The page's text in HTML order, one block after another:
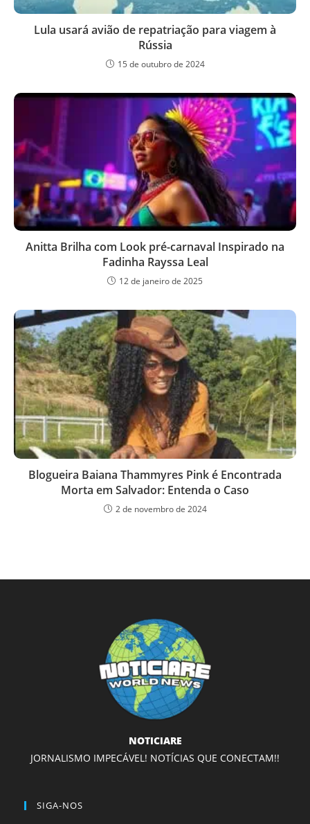
Lula usará avião de repatriação para viagem à
Rússia
15 de outubro de 2024
Anitta Brilha com Look pré-carnaval Inspirado na
Fadinha Rayssa Leal
12 de janeiro de 2025
Blogueira Baiana Thammyres Pink é Encontrada
Morta em Salvador: Entenda o Caso
2 de novembro de 2024
NOTICIARE
JORNALISMO IMPECÁVEL! NOTÍCIAS QUE CONECTAM!!
SIGA-NOS